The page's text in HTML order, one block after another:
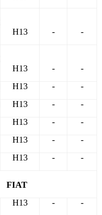
H13 - -
H13 -
-
H13 -
-
H13 -
-
H13 -
-
H13 -
-
H13 -
-
FIAT
H13 -
-